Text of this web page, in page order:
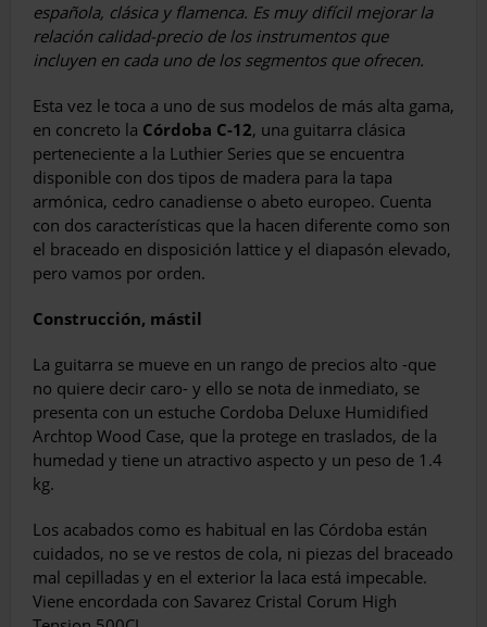
española, clásica y flamenca. Es muy difícil mejorar la
relación calidad-precio de los instrumentos que
incluyen en cada uno de los segmentos que ofrecen.
Esta vez le toca a uno de sus modelos de más alta gama,
en concreto la Córdoba C-12, una guitarra clásica
perteneciente a la Luthier Series que se encuentra
disponible con dos tipos de madera para la tapa
armónica, cedro canadiense o abeto europeo. Cuenta
con dos características que la hacen diferente como son
el braceado en disposición lattice y el diapasón elevado,
pero vamos por orden.
Construcción, mástil
La guitarra se mueve en un rango de precios alto -que
no quiere decir caro- y ello se nota de inmediato, se
presenta con un estuche Cordoba Deluxe Humidified
Archtop Wood Case, que la protege en traslados, de la
humedad y tiene un atractivo aspecto y un peso de 1.4
kg.
Los acabados como es habitual en las Córdoba están
cuidados, no se ve restos de cola, ni piezas del braceado
mal cepilladas y en el exterior la laca está impecable.
Viene encordada con Savarez Cristal Corum High